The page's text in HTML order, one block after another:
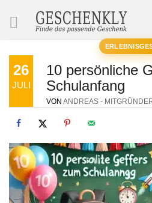
26
JULI
10 persönliche
Schulanfang
VON ANDREAS -